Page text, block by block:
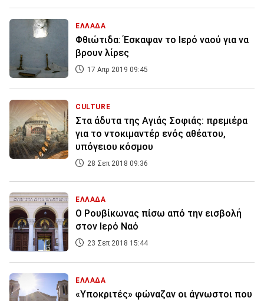
ΕΛΛΑΔΑ
Φθιώτιδα: Έσκαψαν το Ιερό ναού για να
βρουν λίρες
17 Απρ 2019 09:45
CULTURE
Στα άδυτα της Αγιάς Σοφιάς: πρεμιέρα
για το ντοκιμαντέρ ενός αθέατου,
υπόγειου κόσμου
28 Σεπ 2018 09:36
ΕΛΛΑΔΑ
Ο Ρουβίκωνας πίσω από την εισβολή
στον Ιερό Ναό
23 Σεπ 2018 15:44
ΕΛΛΑΔΑ
«Υποκριτές» φώναζαν οι άγνωστοι που